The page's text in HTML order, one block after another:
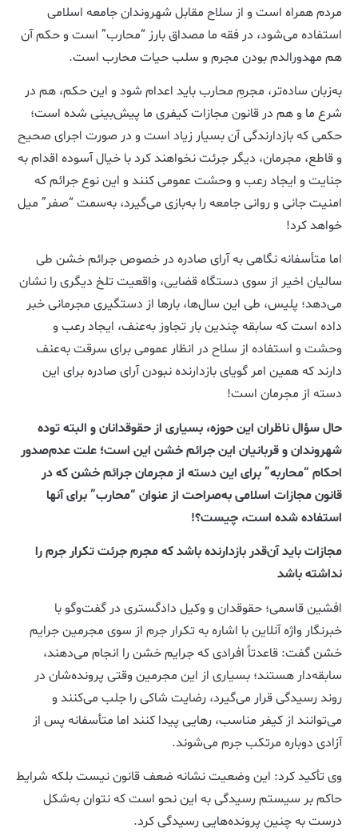
مردم همراه است و از سلاح مقابل شهروندان جامعه اسلامی
استفاده می‌شود، در فقه ما مصداق بارز “محارب” است و حکم آن
هم مهدورالدم بودن مجرم و سلب حیات محارب است.
به‌زبان ساده‌تر، مجرمِ محارب باید اعدام شود و این حکم، هم در
شرع ما و هم در قانون مجازات کیفری ما پیش‌بینی شده است؛
حکمی که بازدارندگی آن بسیار زیاد است و در صورت اجرای صحیح
و قاطع، مجرمان، دیگر جرئت نخواهند کرد با خیال آسوده اقدام به
جنایت و ایجاد رعب و وحشت عمومی کنند و این نوع جرائم که
امنیت جانی و روانی جامعه را به‌بازی می‌گیرد، به‌سمت “صفر” میل
خواهد کرد!
اما متأسفانه نگاهی به آرای صادره در خصوص جرائم خشن طی
سالیان اخیر از سوی دستگاه قضایی، واقعیت تلخ دیگری را نشان
می‌دهد؛ پلیس، طی این سال‌ها، بارها از دستگیری مجرمانی خبر
داده است که سابقه چندین بار تجاوز به‌عنف، ایجاد رعب و
وحشت و استفاده از سلاح در انظار عمومی برای سرقت به‌عنف
دارند که همین امر گویای بازدارنده نبودن آرای صادره برای این
دسته از مجرمان است!
حال سؤال ناظران این حوزه، بسیاری از حقوقدانان و البته توده
شهروندان و قربانیان این جرائم خشن این است؛ علت عدم‌صدور
احکام “محاربه” برای این دسته از مجرمان جرائم خشن که در
قانون مجازات اسلامی به‌صراحت از عنوان “محارب” برای آنها
استفاده شده است، چیست؟!
مجازات باید آن‌قدر بازدارنده باشد که مجرم جرئت تکرار جرم را
نداشته باشد
افشین قاسمی؛ حقوقدان و وکیل دادگستری در گفت‌وگو با
خبرنگار واژه آنلاین با اشاره به تکرار جرم از سوی مجرمین جرایم
خشن گفت: قاعدتاً افرادی که جرایم خشن را انجام می‌دهند،
سابقه‌دار هستند؛ بسیاری از این مجرمین وقتی پرونده‌شان در
روند رسیدگی قرار می‌گیرد، رضایت شاکی را جلب می‌کنند و
می‌توانند از کیفر مناسب، رهایی پیدا کنند اما متأسفانه پس از
آزادی دوباره مرتکب جرم می‌شوند.
وی تأکید کرد: این وضعیت نشانه ضعف قانون نیست بلکه شرایط
حاکم بر سیستم رسیدگی به این نحو است که نتوان به‌شکل
درست به چنین پرونده‌هایی رسیدگی کرد.